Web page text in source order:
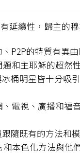
延續性，歸主的
P2P的特質有異曲
和主耶穌的超然
桶明星皆十分
電視、廣播和
隨既有的方法
本色化方法與